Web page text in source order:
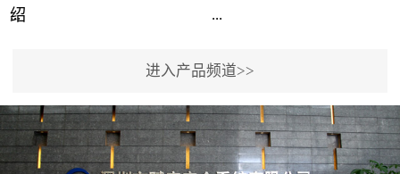
绍
...
事故频发，传统的火灾探
测方法已无法满足要求。
尤其是目前众多的大型影
...
用了具有仲裁机制和冗余
校验的总线传输技术、线
路状态检测与保护技术、
进入产品频道>>